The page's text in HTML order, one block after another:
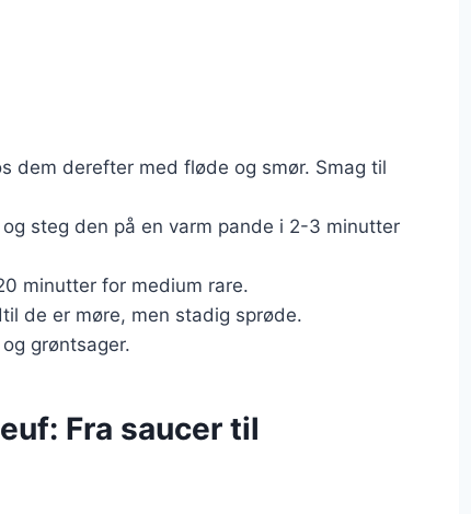
dem derefter med fløde og smør. Smag til
steg den på en varm pande i 2-3 minutter
minutter for medium rare.
de er møre, men stadig sprøde.
grøntsager.
Fra saucer til